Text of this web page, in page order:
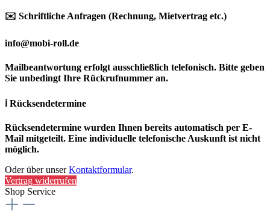
✉️ Schriftliche Anfragen (Rechnung, Mietvertrag etc.)
info@mobi-roll.de
Mailbeantwortung erfolgt ausschließlich telefonisch. Bitte geben
Sie unbedingt Ihre Rückrufnummer an.
ℹ️ Rücksendetermine
Rücksendetermine wurden Ihnen bereits automatisch per E-
Mail mitgeteilt. Eine individuelle telefonische Auskunft ist nicht
möglich.
Oder über unserKontaktformular.
Vertrag widerrufen
Shop Service